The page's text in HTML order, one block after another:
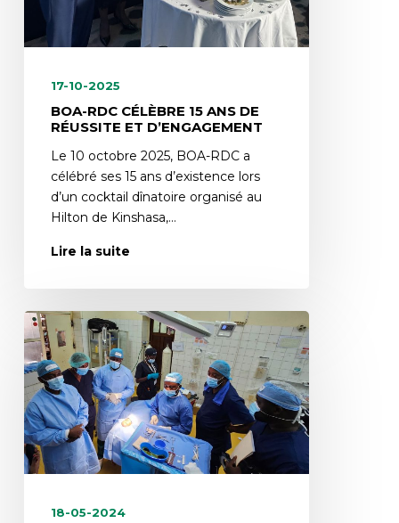
17-10-2025
BOA-RDC CÉLÈBRE 15 ANS DE
RÉUSSITE ET D’ENGAGEMENT
Le 10 octobre 2025, BOA-RDC a
célébré ses 15 ans d’existence lors
d’un cocktail dînatoire organisé au
Hilton de Kinshasa,…
Lire la suite
18-05-2024